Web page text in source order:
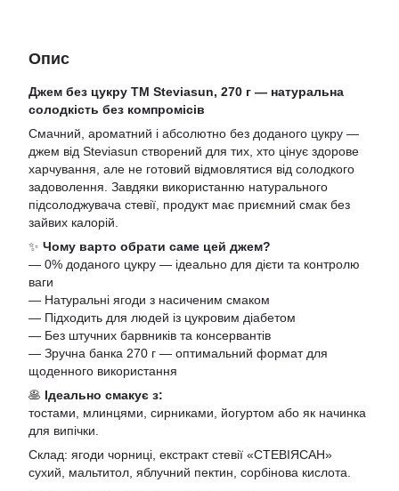
Опис
Джем без цукру ТМ Steviasun, 270 г — натуральна
солодкість без компромісів
Смачний, ароматний і абсолютно без доданого цукру —
джем від Steviasun створений для тих, хто цінує здорове
харчування, але не готовий відмовлятися від солодкого
задоволення. Завдяки використанню натурального
підсолоджувача стевії, продукт має приємний смак без
зайвих калорій.
✨ Чому варто обрати саме цей джем?
— 0% доданого цукру — ідеально для дієти та контролю
ваги
— Натуральні ягоди з насиченим смаком
— Підходить для людей із цукровим діабетом
— Без штучних барвників та консервантів
— Зручна банка 270 г — оптимальний формат для
щоденного використання
🥞 Ідеально смакує з:
тостами, млинцями, сирниками, йогуртом або як начинка
для випічки.
Склад: ягоди чорниці, екстракт стевії «СТЕВІЯСАН»
сухий, мальтитол, яблучний пектин, сорбінова кислота.